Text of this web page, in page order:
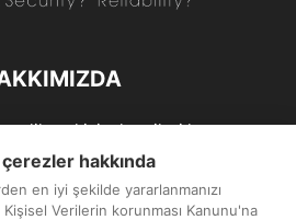
ve kişisel verileri koruma
odaklanarak bu sektörlerle
hazırlayıp yayınlayan bir
sitesidir.
hakkında
en iyi şekilde yararlanmanızı
Kişisel Verilerin korunması Kanunu'na